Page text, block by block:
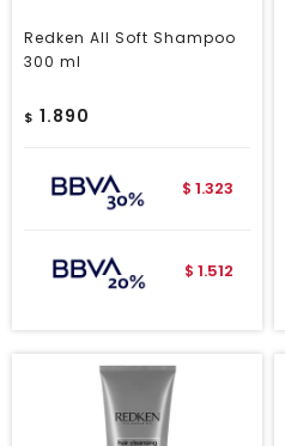
Redken All Soft Shampoo
300 ml
$ 1.890
$ 1.323
$ 1.512